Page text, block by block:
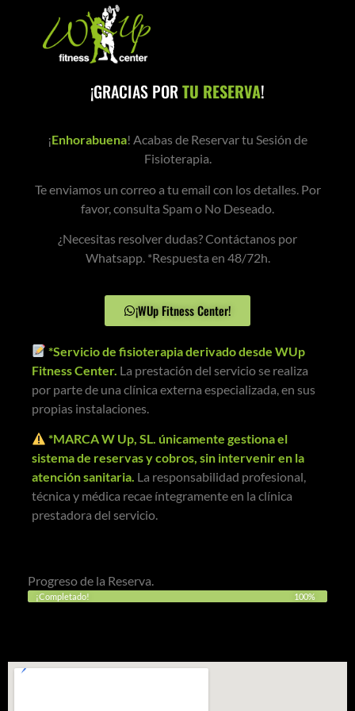
¡GRACIAS PORTU RESERVA!
¡Enhorabuena! Acabas de Reservar tu Sesión de
Fisioterapia.
Te enviamos un correo a tu email con los detalles. Por
favor, consulta Spam o No Deseado.
¿Necesitas resolver dudas? Contáctanos por
Whatsapp. *Respuesta en 48/72h.
¡WUp Fitness Center!
*Servicio de fisioterapia derivado desde WUp
Fitness Center. La prestación del servicio se realiza
por parte de una clínica externa especializada, en sus
propias instalaciones.
*MARCA W Up, SL. únicamente gestiona el
sistema de reservas y cobros, sin intervenir en la
atención sanitaria. La responsabilidad profesional,
técnica y médica recae íntegramente en la clínica
prestadora del servicio.
Progreso de la Reserva.
¡Completado! 100%